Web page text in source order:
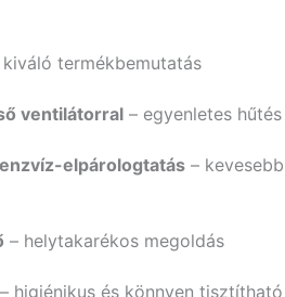
kiváló termékbemutatás
ventilátorral – egyenletes hűtés
elpárologtatás – kevesebb
– helytakarékos megoldás
– higiénikus és könnyen tisztítható